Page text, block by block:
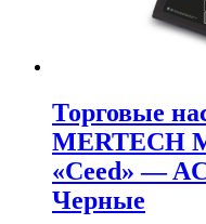
Торговые
MERTECH
«Ceed» —
Черные